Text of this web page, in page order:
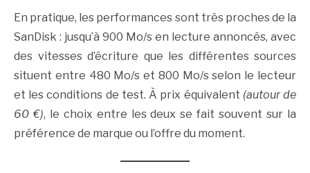
En pratique, les performances sont très proches de la
SanDisk : jusqu’à 900 Mo/s en lecture annoncés, avec
des vitesses d’écriture que les différentes sources
situent entre 480 Mo/s et 800 Mo/s selon le lecteur
et les conditions de test. À prix équivalent (autour de
60 €), le choix entre les deux se fait souvent sur la
préférence de marque ou l’offre du moment.